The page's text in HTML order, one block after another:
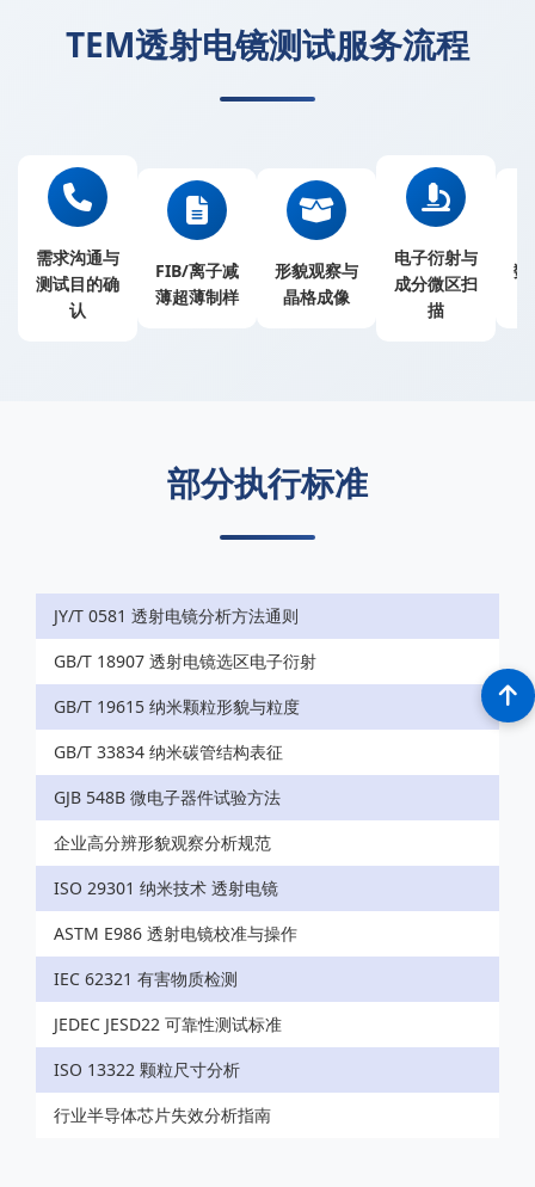
TEM透射电镜测试服务流程
需求沟通与
测试目的确
认
FIB/离子减
薄超薄制样
形貌观察与
晶格成像
电子衍射与
成分微区扫
描
数
部分执行标准
JY/T 0581 透射电镜分析方法通则
GB/T 18907 透射电镜选区电子衍射
GB/T 19615 纳米颗粒形貌与粒度
GB/T 33834 纳米碳管结构表征
GJB 548B 微电子器件试验方法
企业高分辨形貌观察分析规范
ISO 29301 纳米技术 透射电镜
ASTM E986 透射电镜校准与操作
IEC 62321 有害物质检测
JEDEC JESD22 可靠性测试标准
ISO 13322 颗粒尺寸分析
行业半导体芯片失效分析指南